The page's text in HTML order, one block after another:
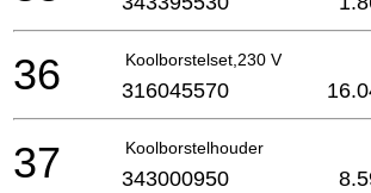
Koolborstelset,230 V
36 316045570
Koolborstelhouder
37 343000950